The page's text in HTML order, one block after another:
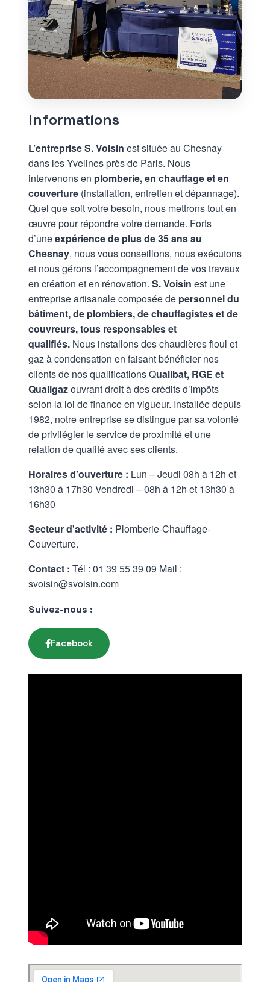
Devenir vendeur
Mon compte
Informations
L’entreprise S. Voisin est située au Chesnay
dans les Yvelines près de Paris. Nous
intervenons en plomberie, en chauffage et en
couverture (installation, entretien et dépannage).
Quel que soit votre besoin, nous mettrons tout en
œuvre pour répondre votre demande. Forts
d’uneexpérience de plus de 35 ans au
Chesnay, nous vous conseillons, nous exécutons
et nous gérons l’accompagnement de vos travaux
en création et en rénovation. S. Voisin est une
entreprise artisanale composée de personnel du
bâtiment, de plombiers, de chauffagistes et de
couvreurs, tous responsables et
qualifiés. Nous installons des chaudières fioul et
gaz à condensation en faisant bénéficier nos
clients de nos qualifications Qualibat, RGE et
Qualigazouvrant droit à des crédits d’impôts
selon la loi de finance en vigueur. Installée depuis
1982, notre entreprise se distingue par sa volonté
de privilégier le service de proximité et une
relation de qualité avec ses clients.
Horaires d'ouverture : Lun – Jeudi 08h à 12h et
13h30 à 17h30 Vendredi – 08h à 12h et 13h30 à
16h30
Secteur d'activité : Plomberie-Chauffage-
Couverture.
Contact : Tél : 01 39 55 39 09 Mail :
svoisin@svoisin.com
Suivez-nous :
Facebook